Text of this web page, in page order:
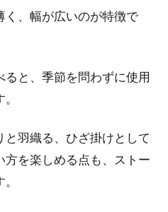
のベルトの使い方しだい
スカートにベルトを組み合わせて、
トにした人も多いのではないでしょ
だと夏は密着ぴちぴち！暑
く、幅が広いのが特徴で
と、季節を問わずに使用
羽織る、ひざ掛けとして
を楽しめる点も、ストー